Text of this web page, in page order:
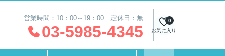
営業時間：10：00～19：00 定休日：無
03-5985-4345 お気に入り
0